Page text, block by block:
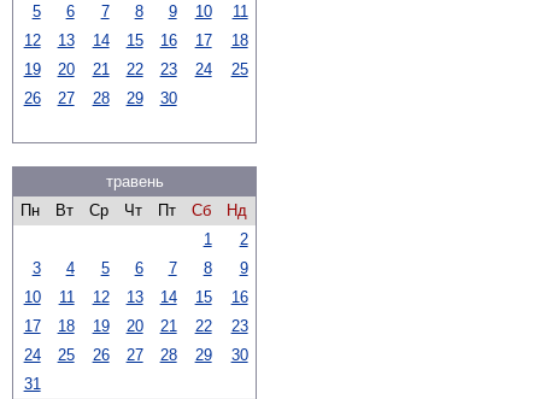
5
6 7 8 9 10
11
12
13 14 15 16 17
18
19
20 21 22 23 24
25
26
27 28 29 30
травень
Пн
Вт Ср Чт Пт Сб
Нд
1
2
3
4 5 6 7 8
9
10
11 12 13 14 15
16
17
18 19 20 21 22
23
24
25 26 27 28 29
30
31